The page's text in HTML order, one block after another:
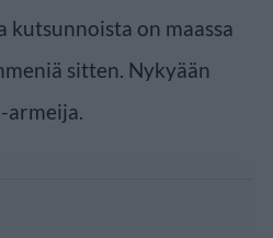
kutsunnoista on maassa
sitten. Nykyään
armeija.